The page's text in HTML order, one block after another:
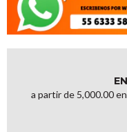
a partir de 5,000.00